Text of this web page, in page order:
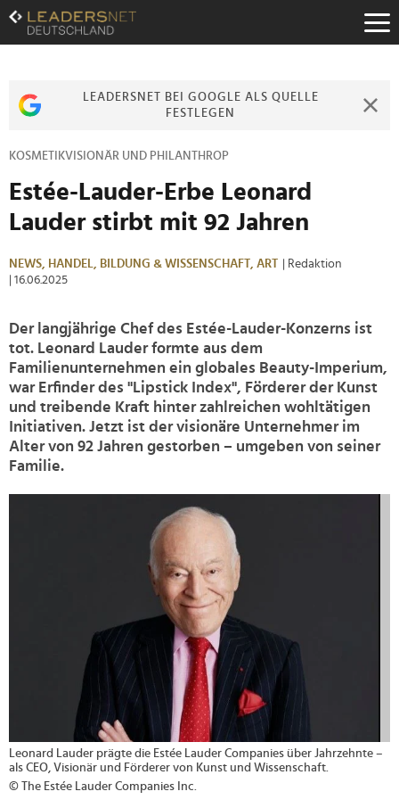
Zum
Inhalt
Zur
Zur
LEADERSNET BEI GOOGLE ALS QUELLE
FESTLEGEN
KOSMETIKVISIONÄR UND PHILANTHROP
Estée-Lauder-Erbe Leonard
Lauder stirbt mit 92 Jahren
NEWS, HANDEL, BILDUNG & WISSENSCHAFT, ART
| Redaktion
| 16.06.2025
Der langjährige Chef des Estée-Lauder-Konzerns ist
tot. Leonard Lauder formte aus dem
Familienunternehmen ein globales Beauty-Imperium,
war Erfinder des "Lipstick Index", Förderer der Kunst
und treibende Kraft hinter zahlreichen wohltätigen
Initiativen. Jetzt ist der visionäre Unternehmer im
Alter von 92 Jahren gestorben – umgeben von seiner
Familie.
Leonard Lauder prägte die Estée Lauder Companies über Jahrzehnte –
als CEO, Visionär und Förderer von Kunst und Wissenschaft.
© The Estée Lauder Companies Inc.